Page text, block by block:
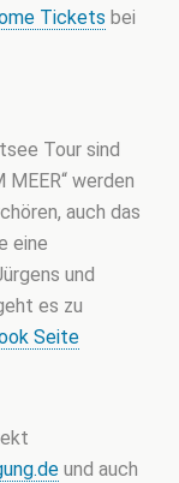
Tickets bei
Tour sind
werden
auch das
eine
und
es zu
Seite
und auch